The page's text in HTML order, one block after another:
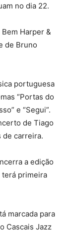
no dia 22.
Harper &
de Bruno
portuguesa
“Portas do
e “Segui”.
de Tiago
de carreira.
a edição
terá primeira
marcada para
Cascais Jazz